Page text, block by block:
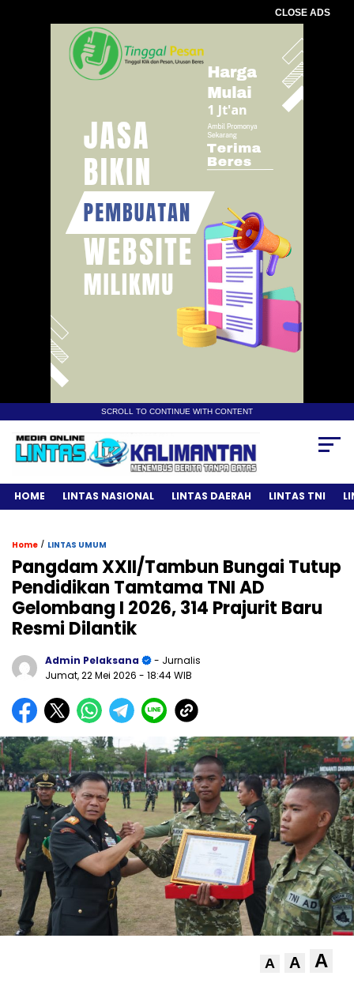
CLOSE ADS
SCROLL TO CONTINUE WITH CONTENT
HOME LINTAS NASIONAL LINTAS DAERAH LINTAS TNI
Home / LINTAS UMUM
Pangdam XXII/Tambun Bungai Tutup
Pendidikan Tamtama TNI AD
Gelombang I 2026, 314 Prajurit Baru
Resmi Dilantik
Admin Pelaksana
- Jurnalis
Jumat, 22 Mei 2026 - 18:44 WIB
A A A